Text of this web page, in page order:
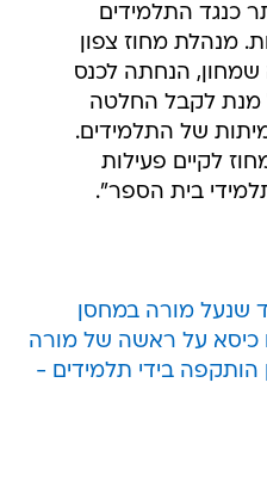
כנגד התלמידים
מנהלת מחוז צפון
שמחון, הנחתה לכנס
מנת לקבל החלטה
של התלמידים.
לקיים פעילות
בית הספר".
שנעל מורה במחסן
כיסא על ראשה של מורה
הותקפה בידי תלמידים -